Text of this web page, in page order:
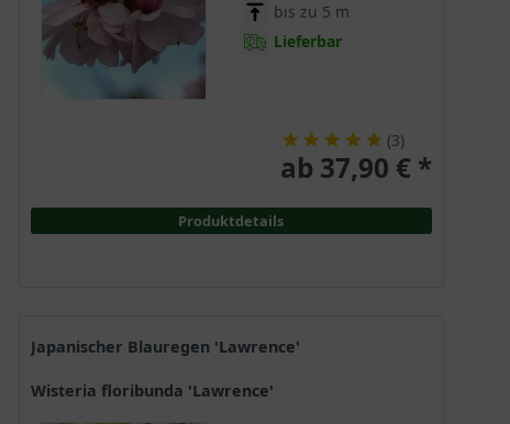
bis zu 5 m
Lieferbar
(3)
ab 37,90 € *
Produktdetails
Japanischer Blauregen 'Lawrence'
Wisteria floribunda 'Lawrence'